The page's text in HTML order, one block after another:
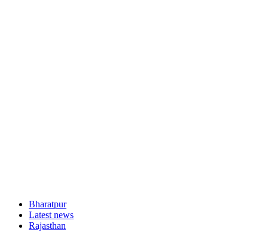
Bharatpur
Latest news
Rajasthan